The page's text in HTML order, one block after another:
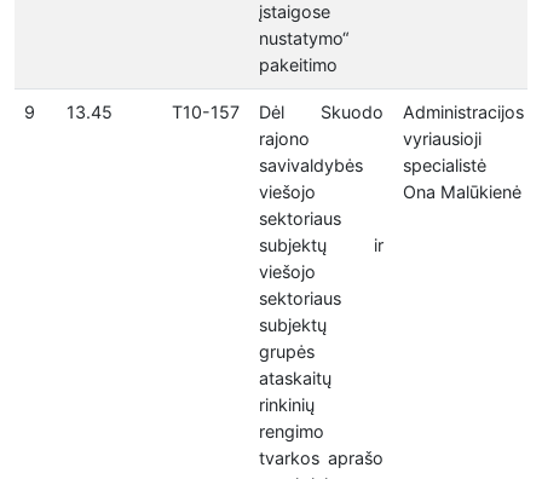
įstaigose
nustatymo“
pakeitimo
9 13.45 T10-157
Dėl Skuodo
rajono
savivaldybės
viešojo
sektoriaus
subjektų ir
viešojo
sektoriaus
subjektų
grupės
ataskaitų
rinkinių
rengimo
tvarkos aprašo
Administracijos
vyriausioji
specialistė
Ona Malūkienė